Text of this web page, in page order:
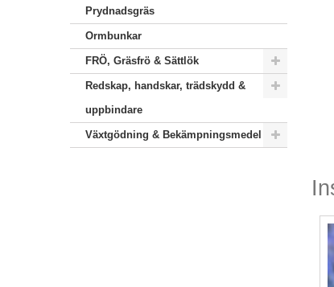
Prydnadsgräs
Ormbunkar
FRÖ, Gräsfrö & Sättlök
Redskap, handskar, trädskydd &
uppbindare
Växtgödning & Bekämpningsmedel